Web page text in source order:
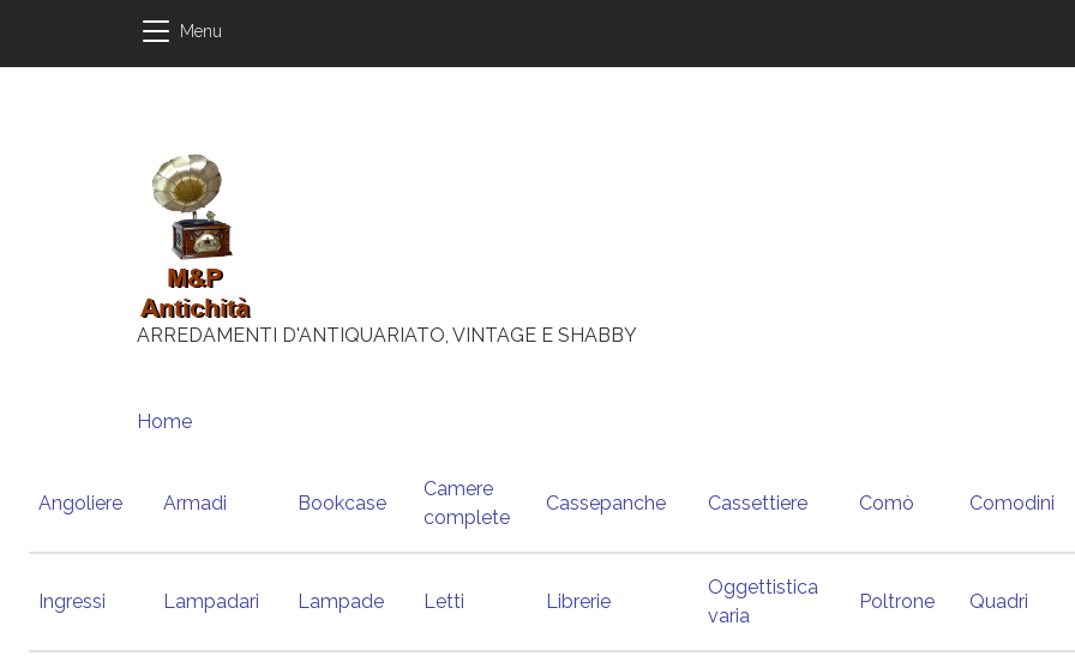
Menu
ARREDAMENTI D'ANTIQUARIATO, VINTAGE E SHABBY
Briciole di pane
Home
Angoliere Armadi Bookcase
Camere
complete
Cassepanche Cassettiere Comò Comodini
Ingressi Lampadari Lampade Letti Librerie
Oggettistica
varia
Poltrone Quadri